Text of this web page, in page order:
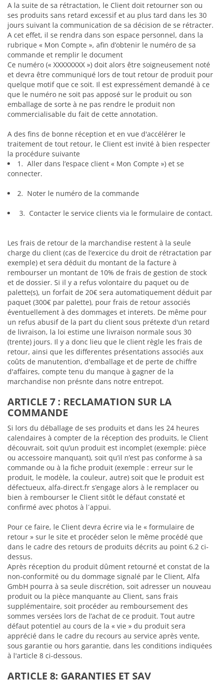
A la suite de sa rétractation, le Client doit retourner son ou
ses produits sans retard excessif et au plus tard dans les 30
jours suivant la communication de sa décision de se rétracter.
A cet effet, il se rendra dans son espace personnel, dans la
rubrique « Mon Compte », afin d’obtenir le numéro de sa
commande et remplir le document
Ce numéro (« XXXXXXXX ») doit alors être soigneusement noté
et devra être communiqué lors de tout retour de produit pour
quelque motif que ce soit. Il est expressément demandé à ce
que le numéro ne soit pas apposé sur le produit ou son
emballage de sorte à ne pas rendre le produit non
commercialisable du fait de cette annotation.
A des fins de bonne réception et en vue d'accélérer le
traitement de tout retour, le Client est invité à bien respecter
la procédure suivante
1. Aller dans l’espace client « Mon Compte ») et se
connecter.
2. Noter le numéro de la commande
3. Contacter le service clients via le formulaire de contact.
Les frais de retour de la marchandise restent à la seule
charge du client (cas de l’exercice du droit de rétractation par
exemple) et sera déduit du montant de la facture à
rembourser un montant de 10% de frais de gestion de stock
et de dossier. Si il y a refus volontaire du paquet ou de
palette(s), un forfait de 20€ sera automatiquement déduit par
paquet (300€ par palette), pour frais de retour associés
éventuellement à des dommages et interets. De même pour
un refus abusif de la part du client sous prétexte d'un retard
de livraison, la loi estime une livraison normale sous 30
(trente) jours. Il y a donc lieu que le client règle les frais de
retour, ainsi que les differentes présentations associés aux
coûts de manutention, d'emballage et de perte de chiffre
d'affaires, compte tenu du manque à gagner de la
marchandise non présnte dans notre entrepot.
ARTICLE 7 : RECLAMATION SUR LA
COMMANDE
Si lors du déballage de ses produits et dans les 24 heures
calendaires à compter de la réception des produits, le Client
découvrait, soit qu’un produit est incomplet (exemple: pièce
ou accessoire manquant), soit qu’il n’est pas conforme à sa
commande ou à la fiche produit (exemple : erreur sur le
produit, le modèle, la couleur, autre) soit que le produit est
défectueux, alfa-direct.fr s’engage alors à le remplacer ou
bien à rembourser le Client sitôt le défaut constaté et
confirmé avec photos à l´appui.
Pour ce faire, le Client devra écrire via le « formulaire de
retour » sur le site et procéder selon le même procédé que
dans le cadre des retours de produits décrits au point 6.2 ci-
dessus.
Après réception du produit dûment retourné et constat de la
non-conformité ou du dommage signalé par le Client, Alfa
GmbH pourra à sa seule discrétion, soit adresser un nouveau
produit ou la pièce manquante au Client, sans frais
supplémentaire, soit procéder au remboursement des
sommes versées lors de l’achat de ce produit. Tout autre
défaut potentiel au cours de la « vie » du produit sera
apprécié dans le cadre du recours au service après vente,
sous garantie ou hors garantie, dans les conditions indiquées
à l'article 8 ci-dessous.
ARTICLE 8: GARANTIES ET SAV